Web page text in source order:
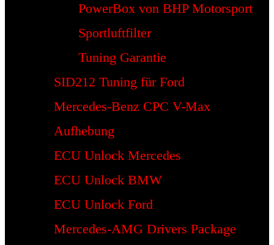
PowerBox von BHP Motorsport
Sportluftfilter
Tuning Garantie
SID212 Tuning für Ford
Mercedes-Benz CPC V-Max
Aufhebung
ECU Unlock Mercedes
ECU Unlock BMW
ECU Unlock Ford
Mercedes-AMG Drivers Package